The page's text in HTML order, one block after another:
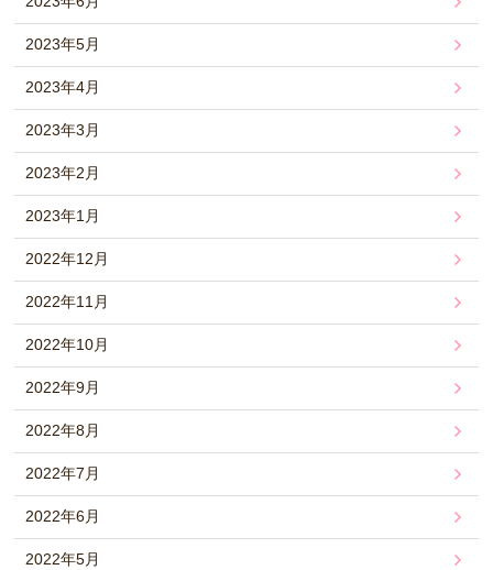
2023年5月
2023年4月
2023年3月
2023年2月
2023年1月
2022年12月
2022年11月
2022年10月
2022年9月
2022年8月
2022年7月
2022年6月
2022年5月